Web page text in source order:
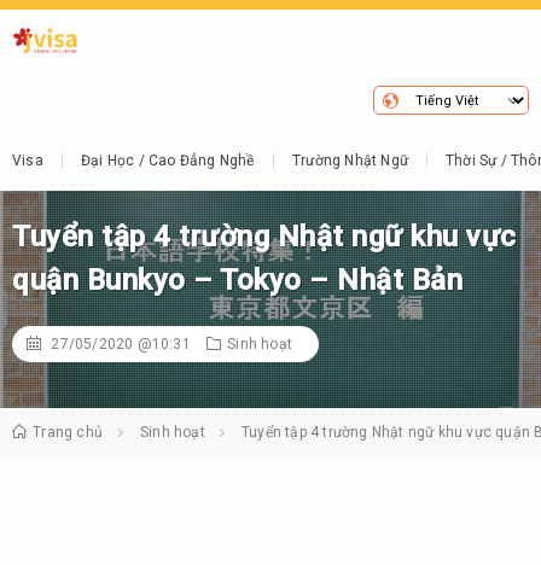
Visa Đại Học / Cao Đẳng Nghề Trường Nhật Ngữ Thời Sự /
Tuyển tập 4 trường Nhật ngữ khu vực
quận Bunkyo – Tokyo – Nhật Bản
27/05/2020 @10:31 Sinh hoạt
Trang chủ Sinh hoạt Tuyển tập 4 trường Nhật ngữ khu vực quận